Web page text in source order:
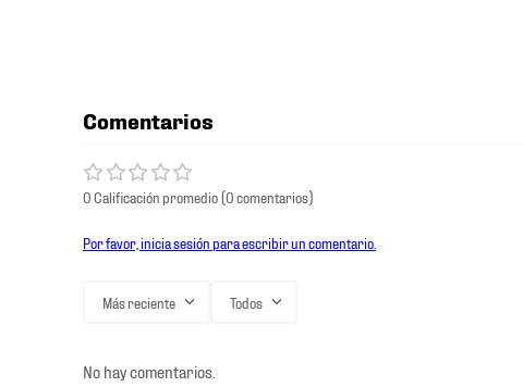
Comentarios
0 Calificación promedio(0 comentarios)
Por favor, inicia sesión para escribir un comentario.
Más reciente Todos
No hay comentarios.